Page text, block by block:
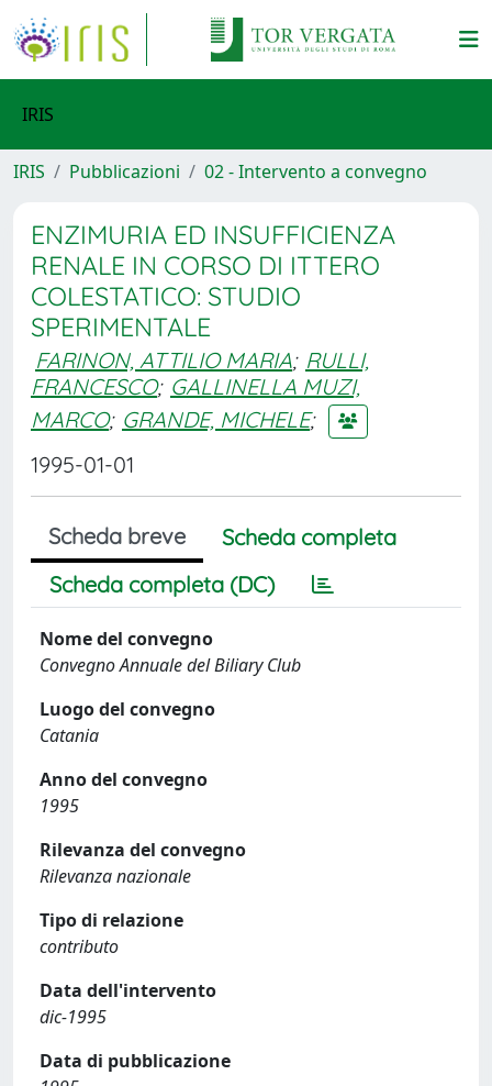
IRIS
IRIS Pubblicazioni 02 - Intervento a convegno
ENZIMURIA ED INSUFFICIENZA
RENALE IN CORSO DI ITTERO
COLESTATICO: STUDIO
SPERIMENTALE
FARINON, ATTILIO MARIA; RULLI,
FRANCESCO; GALLINELLA MUZI,
MARCO; GRANDE, MICHELE;
1995-01-01
Scheda breve
Scheda completa
Scheda completa (DC)
Nome del convegno
Convegno Annuale del Biliary Club
Luogo del convegno
Catania
Anno del convegno
1995
Rilevanza del convegno
Rilevanza nazionale
Tipo di relazione
contributo
Data dell'intervento
dic-1995
Data di pubblicazione